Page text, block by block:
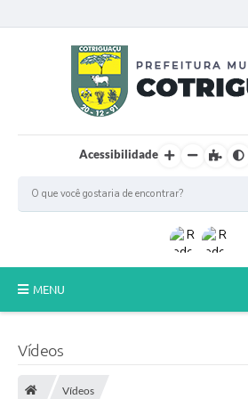
Acessibilidade
MENU
Vídeos
Vídeos